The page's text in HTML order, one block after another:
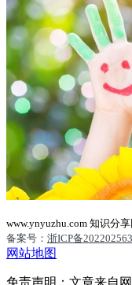
www.ynyuzhu.com 知识分
备案号： 浙ICP备
网站地图
免责声明：文章来自